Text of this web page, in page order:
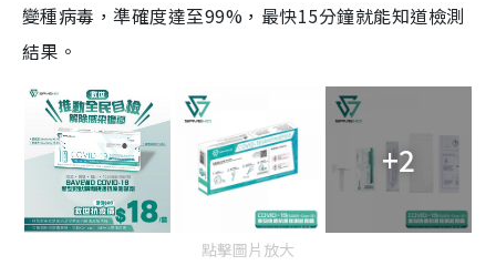
變種病毒，準確度達至99%，最快15分鐘就能知道檢測
結果。
+2
點擊圖片放大